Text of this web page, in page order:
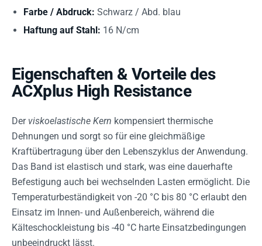
Farbe / Abdruck: Schwarz / Abd. blau
Haftung auf Stahl: 16 N/cm
Eigenschaften & Vorteile des
ACXplus High Resistance
Der viskoelastische Kern kompensiert thermische
Dehnungen und sorgt so für eine gleichmäßige
Kraftübertragung über den Lebenszyklus der Anwendung.
Das Band ist elastisch und stark, was eine dauerhafte
Befestigung auch bei wechselnden Lasten ermöglicht. Die
Temperaturbeständigkeit von -20 °C bis 80 °C erlaubt den
Einsatz im Innen- und Außenbereich, während die
Kälteschockleistung bis -40 °C harte Einsatzbedingungen
unbeeindruckt lässt.